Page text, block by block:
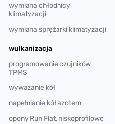
wymiana chłodnicy
klimatyzacji
wymiana sprężarki klimatyzacji
wulkanizacja
programowanie czujników
TPMS
wyważanie kół
napełnianie kół azotem
opony Run Flat, niskoprofilowe